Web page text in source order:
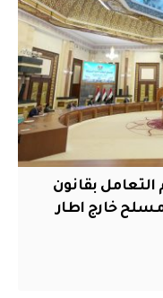
ايلول سيتم التعامل بقانون
خارج اطار